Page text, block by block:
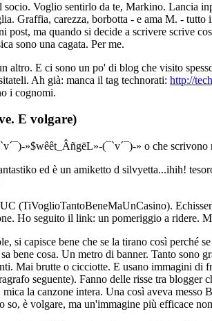
Voglio sentirlo da te, Markino. Lancia
Graffia, carezza, borbotta - e ama M. -
ma quando si decide a scrivere scrive
sono una cagata. Per me.
altro. E ci sono un po' di blog che visito
Ah già: manca il tag technorati: http://
i cognomi.
E volgare)
»$wêêt_ÂñgëL»-(¯`v´¯)-» o che scrivono
ed è un amiketto d silvyetta...ihih!
(TiVoglioTantoBeneMaUnCasino).
Ho seguito il link: un pomeriggio a ridere.
si capisce bene che se la tirano così
bene cosa. Un metro di banner. Tanto
Mai brutte o cicciotte. E usano immagini
seguente). Fanno delle risse tra blogger
la canzone intera. Una così aveva
so, è volgare, ma un'immagine più efficace